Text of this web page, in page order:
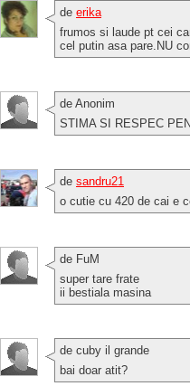
de erika
frumos si laude pt cei
cel putin asa pare.NU
de Anonim
STIMA SI RESPEC
de sandru21
o cutie cu 420 de cai e
de FuM
super tare frate
ii bestiala masina
de cuby il grande
bai doar atit?